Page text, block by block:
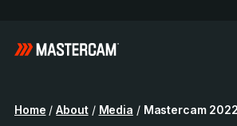
Home / About / Media / Mastercam